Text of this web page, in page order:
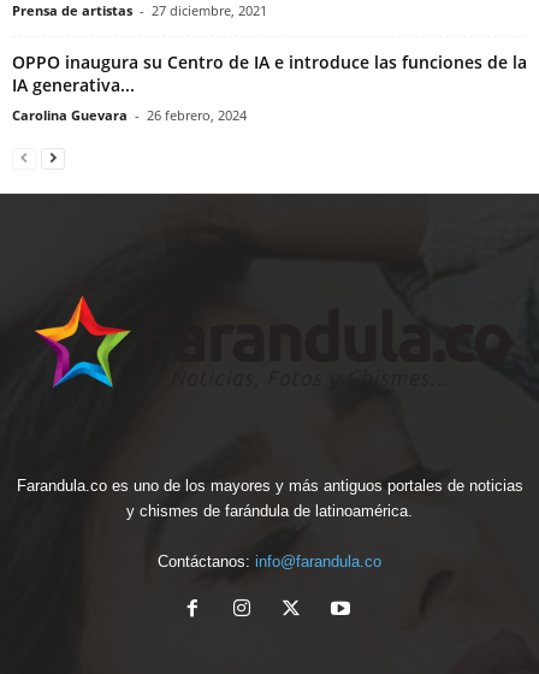
Prensa de artistas - 27 diciembre, 2021
OPPO inaugura su Centro de IA e introduce las funciones de la
IA generativa...
Carolina Guevara - 26 febrero, 2024
Farandula.co es uno de los mayores y más antiguos portales de noticias
y chismes de farándula de latinoamérica.
Contáctanos: info@farandula.co